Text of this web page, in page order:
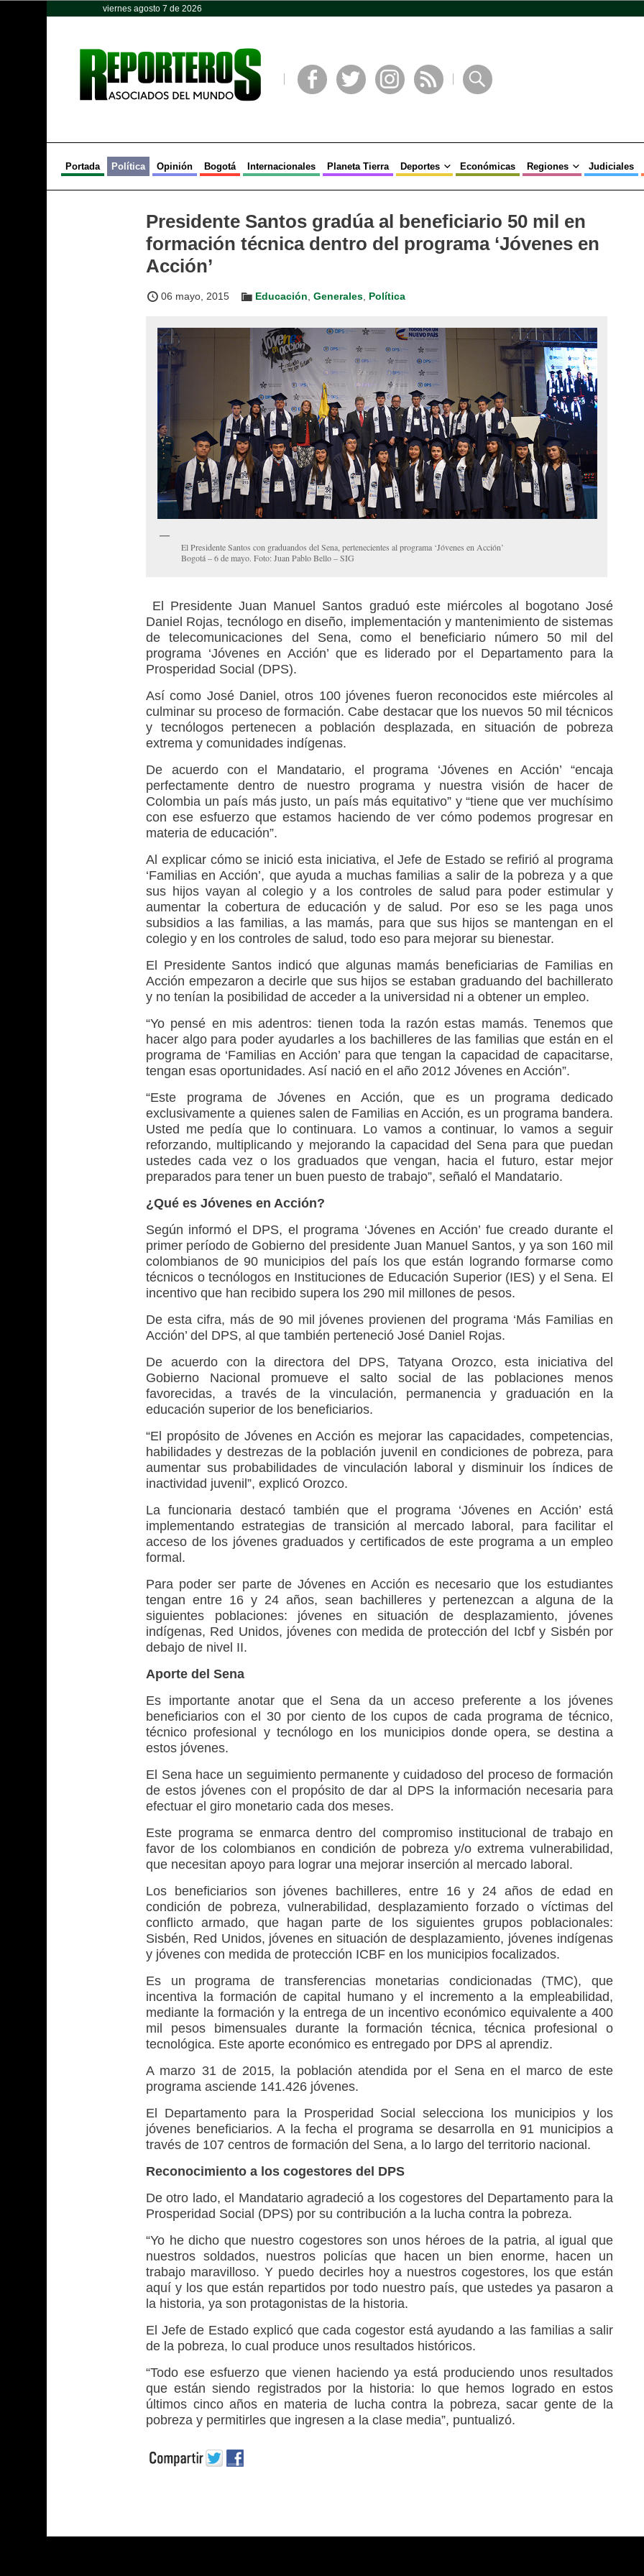
viernes agosto 7 de 2026
Portada Política Opinión Bogotá Internacionales Planeta Tierra Deportes Económicas Regiones Judiciales
Presidente Santos gradúa al beneficiario 50 mil en
formación técnica dentro del programa ‘Jóvenes en
Acción’
06 mayo, 2015 Educación Generales Política
El Presidente Santos con graduandos del Sena, pertenecientes al programa ‘Jóvenes en Acción’
Bogotá – 6 de mayo. Foto: Juan Pablo Bello – SIG
El Presidente Juan Manuel Santos graduó este miércoles al bogotano José
Daniel Rojas, tecnólogo en diseño, implementación y mantenimiento de sistemas
de telecomunicaciones del Sena, como el beneficiario número 50 mil del
programa ‘Jóvenes en Acción’ que es liderado por el Departamento para la
Prosperidad Social (DPS).
Así como José Daniel, otros 100 jóvenes fueron reconocidos este miércoles al
culminar su proceso de formación. Cabe destacar que los nuevos 50 mil técnicos
y tecnólogos pertenecen a población desplazada, en situación de pobreza
extrema y comunidades indígenas.
De acuerdo con el Mandatario, el programa ‘Jóvenes en Acción’ “encaja
perfectamente dentro de nuestro programa y nuestra visión de hacer de
Colombia un país más justo, un país más equitativo” y “tiene que ver muchísimo
con ese esfuerzo que estamos haciendo de ver cómo podemos progresar en
materia de educación”.
Al explicar cómo se inició esta iniciativa, el Jefe de Estado se refirió al programa
‘Familias en Acción’, que ayuda a muchas familias a salir de la pobreza y a que
sus hijos vayan al colegio y a los controles de salud para poder estimular y
aumentar la cobertura de educación y de salud. Por eso se les paga unos
subsidios a las familias, a las mamás, para que sus hijos se mantengan en el
colegio y en los controles de salud, todo eso para mejorar su bienestar.
El Presidente Santos indicó que algunas mamás beneficiarias de Familias en
Acción empezaron a decirle que sus hijos se estaban graduando del bachillerato
y no tenían la posibilidad de acceder a la universidad ni a obtener un empleo.
“Yo pensé en mis adentros: tienen toda la razón estas mamás. Tenemos que
hacer algo para poder ayudarles a los bachilleres de las familias que están en el
programa de ‘Familias en Acción’ para que tengan la capacidad de capacitarse,
tengan esas oportunidades. Así nació en el año 2012 Jóvenes en Acción”.
“Este programa de Jóvenes en Acción, que es un programa dedicado
exclusivamente a quienes salen de Familias en Acción, es un programa bandera.
Usted me pedía que lo continuara. Lo vamos a continuar, lo vamos a seguir
reforzando, multiplicando y mejorando la capacidad del Sena para que puedan
ustedes cada vez o los graduados que vengan, hacia el futuro, estar mejor
preparados para tener un buen puesto de trabajo”, señaló el Mandatario.
¿Qué es Jóvenes en Acción?
Según informó el DPS, el programa ‘Jóvenes en Acción’ fue creado durante el
primer período de Gobierno del presidente Juan Manuel Santos, y ya son 160 mil
colombianos de 90 municipios del país los que están logrando formarse como
técnicos o tecnólogos en Instituciones de Educación Superior (IES) y el Sena. El
incentivo que han recibido supera los 290 mil millones de pesos.
De esta cifra, más de 90 mil jóvenes provienen del programa ‘Más Familias en
Acción’ del DPS, al que también perteneció José Daniel Rojas.
De acuerdo con la directora del DPS, Tatyana Orozco, esta iniciativa del
Gobierno Nacional promueve el salto social de las poblaciones menos
favorecidas, a través de la vinculación, permanencia y graduación en la
educación superior de los beneficiarios.
“El propósito de Jóvenes en Acción es mejorar las capacidades, competencias,
habilidades y destrezas de la población juvenil en condiciones de pobreza, para
aumentar sus probabilidades de vinculación laboral y disminuir los índices de
inactividad juvenil”, explicó Orozco.
La funcionaria destacó también que el programa ‘Jóvenes en Acción’ está
implementando estrategias de transición al mercado laboral, para facilitar el
acceso de los jóvenes graduados y certificados de este programa a un empleo
formal.
Para poder ser parte de Jóvenes en Acción es necesario que los estudiantes
tengan entre 16 y 24 años, sean bachilleres y pertenezcan a alguna de la
siguientes poblaciones: jóvenes en situación de desplazamiento, jóvenes
indígenas, Red Unidos, jóvenes con medida de protección del Icbf y Sisbén por
debajo de nivel II.
Aporte del Sena
Es importante anotar que el Sena da un acceso preferente a los jóvenes
beneficiarios con el 30 por ciento de los cupos de cada programa de técnico,
técnico profesional y tecnólogo en los municipios donde opera, se destina a
estos jóvenes.
El Sena hace un seguimiento permanente y cuidadoso del proceso de formación
de estos jóvenes con el propósito de dar al DPS la información necesaria para
efectuar el giro monetario cada dos meses.
Este programa se enmarca dentro del compromiso institucional de trabajo en
favor de los colombianos en condición de pobreza y/o extrema vulnerabilidad,
que necesitan apoyo para lograr una mejorar inserción al mercado laboral.
Los beneficiarios son jóvenes bachilleres, entre 16 y 24 años de edad en
condición de pobreza, vulnerabilidad, desplazamiento forzado o víctimas del
conflicto armado, que hagan parte de los siguientes grupos poblacionales:
Sisbén, Red Unidos, jóvenes en situación de desplazamiento, jóvenes indígenas
y jóvenes con medida de protección ICBF en los municipios focalizados.
Es un programa de transferencias monetarias condicionadas (TMC), que
incentiva la formación de capital humano y el incremento a la empleabilidad,
mediante la formación y la entrega de un incentivo económico equivalente a 400
mil pesos bimensuales durante la formación técnica, técnica profesional o
tecnológica. Este aporte económico es entregado por DPS al aprendiz.
A marzo 31 de 2015, la población atendida por el Sena en el marco de este
programa asciende 141.426 jóvenes.
El Departamento para la Prosperidad Social selecciona los municipios y los
jóvenes beneficiarios. A la fecha el programa se desarrolla en 91 municipios a
través de 107 centros de formación del Sena, a lo largo del territorio nacional.
Reconocimiento a los cogestores del DPS
De otro lado, el Mandatario agradeció a los cogestores del Departamento para la
Prosperidad Social (DPS) por su contribución a la lucha contra la pobreza.
“Yo he dicho que nuestro cogestores son unos héroes de la patria, al igual que
nuestros soldados, nuestros policías que hacen un bien enorme, hacen un
trabajo maravilloso. Y puedo decirles hoy a nuestros cogestores, los que están
aquí y los que están repartidos por todo nuestro país, que ustedes ya pasaron a
la historia, ya son protagonistas de la historia.
El Jefe de Estado explicó que cada cogestor está ayudando a las familias a salir
de la pobreza, lo cual produce unos resultados históricos.
“Todo ese esfuerzo que vienen haciendo ya está produciendo unos resultados
que están siendo registrados por la historia: lo que hemos logrado en estos
últimos cinco años en materia de lucha contra la pobreza, sacar gente de la
pobreza y permitirles que ingresen a la clase media”, puntualizó.
Opinión Política